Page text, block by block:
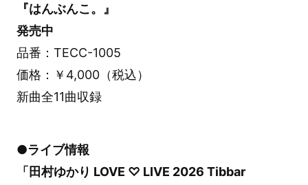
『はんぶんこ。』
発売中
品番：TECC-1005
価格：￥4,000（税込）
新曲全11曲収録
●ライブ情報
「田村ゆかり LOVE ♡ LIVE 2026 Tibbar